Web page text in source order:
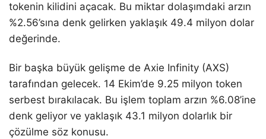
tokenin kilidini açacak. Bu miktar dolaşımdaki arzın
%2.56’sına denk gelirken yaklaşık 49.4 milyon dolar
değerinde.
Bir başka büyük gelişme de Axie Infinity (AXS)
tarafından gelecek. 14 Ekim’de 9.25 milyon token
serbest bırakılacak. Bu işlem toplam arzın %6.08’ine
denk geliyor ve yaklaşık 43.1 milyon dolarlık bir
çözülme söz konusu.